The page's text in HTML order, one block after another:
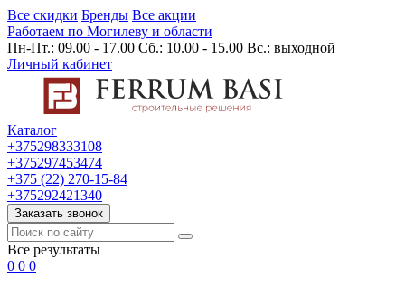
Все скидки Бренды Все акции
Работаем по Могилеву и области
Пн-Пт.: 09.00 - 17.00 Сб.: 10.00 - 15.00 Вс.: выходной
Личный кабинет
Каталог
+375298333108
+375297453474
+375 (22) 270-15-84
+375292421340
Заказать звонок
Все результаты
0 0 0